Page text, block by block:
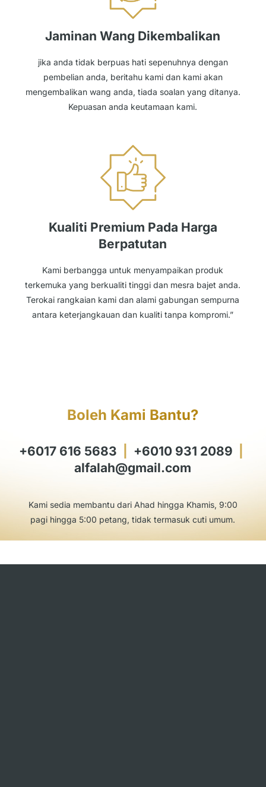
Jaminan Wang Dikembalikan
jika anda tidak berpuas hati sepenuhnya dengan
pembelian anda, beritahu kami dan kami akan
mengembalikan wang anda, tiada soalan yang ditanya.
Kepuasan anda keutamaan kami.
Kualiti Premium Pada Harga
Berpatutan
Kami berbangga untuk menyampaikan produk
terkemuka yang berkualiti tinggi dan mesra bajet anda.
Terokai rangkaian kami dan alami gabungan sempurna
antara keterjangkauan dan kualiti tanpa kompromi.”
Boleh Kami Bantu?
+6017 616 5683 +6010 931 2089
alfalah@gmail.com
Kami sedia membantu dari Ahad hingga Khamis, 9:00
pagi hingga 5:00 petang, tidak termasuk cuti umum.